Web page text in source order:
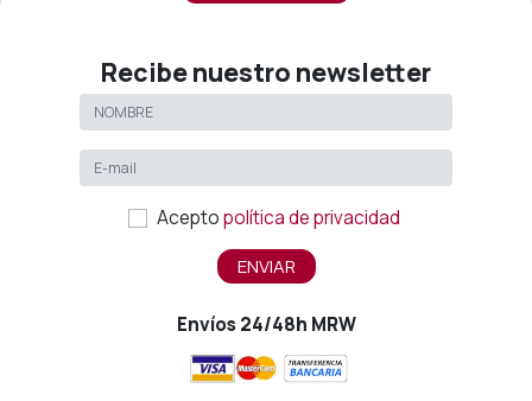
Recibe nuestro newsletter
Aceptopolítica de privacidad
ENVIAR
Envíos 24/48h MRW